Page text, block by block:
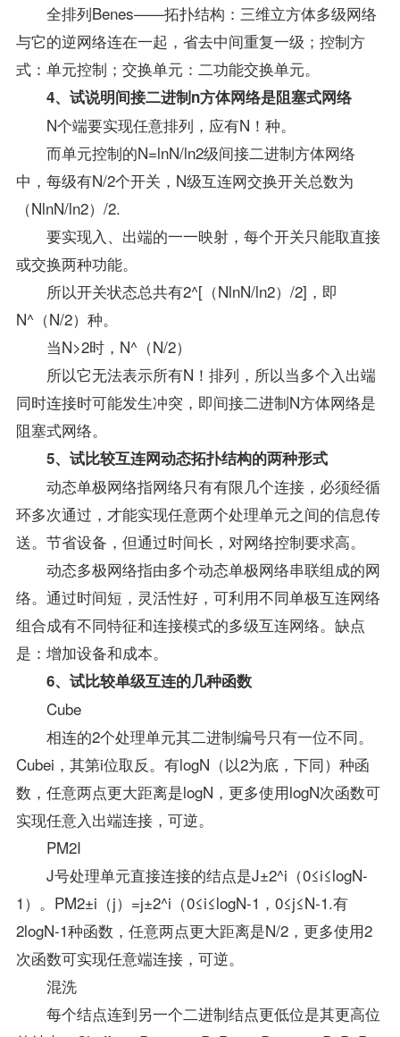
全排列Benes——拓扑结构：三维立方体多级网络
与它的逆网络连在一起，省去中间重复一级；控制方
式：单元控制；交换单元：二功能交换单元。
4、试说明间接二进制n方体网络是阻塞式网络
N个端要实现任意排列，应有N！种。
而单元控制的N=lnN/ln2级间接二进制方体网络
中，每级有N/2个开关，N级互连网交换开关总数为
（NlnN/ln2）/2.
要实现入、出端的一一映射，每个开关只能取直接
或交换两种功能。
所以开关状态总共有2^[（NlnN/ln2）/2]，即
N^（N/2）种。
当N>2时，N^（N/2）
所以它无法表示所有N！排列，所以当多个入出端
同时连接时可能发生冲突，即间接二进制N方体网络是
阻塞式网络。
5、试比较互连网动态拓扑结构的两种形式
动态单极网络指网络只有有限几个连接，必须经循
环多次通过，才能实现任意两个处理单元之间的信息传
送。节省设备，但通过时间长，对网络控制要求高。
动态多极网络指由多个动态单极网络串联组成的网
络。通过时间短，灵活性好，可利用不同单极互连网络
组合成有不同特征和连接模式的多级互连网络。缺点
是：增加设备和成本。
6、试比较单级互连的几种函数
Cube
相连的2个处理单元其二进制编号只有一位不同。
Cubei，其第i位取反。有logN（以2为底，下同）种函
数，任意两点更大距离是logN，更多使用logN次函数可
实现任意入出端连接，可逆。
PM2I
J号处理单元直接连接的结点是J±2^i（0≤i≤logN-
1）。PM2±i（j）=j±2^i（0≤i≤logN-1，0≤j≤N-1.有
2logN-1种函数，任意两点更大距离是N/2，更多使用2
次函数可实现任意端连接，可逆。
混洗
每个结点连到另一个二进制结点更低位是其更高位